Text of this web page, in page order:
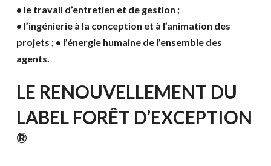
• le travail d’entretien et de gestion ;
• l’ingénierie à la conception et à l’animation des
projets ; • l’énergie humaine de l’ensemble des
agents.
LE RENOUVELLEMENT DU
®